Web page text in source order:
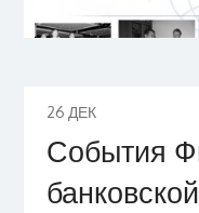
26 ДЕК
События